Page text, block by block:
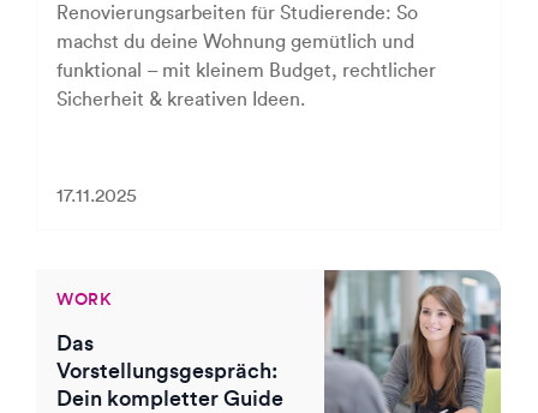
Renovierungsarbeiten für Studierende: So
machst du deine Wohnung gemütlich und
funktional – mit kleinem Budget, rechtlicher
Sicherheit & kreativen Ideen.
17.11.2025
WORK
Das
Vorstellungsgespräch:
Dein kompletter Guide